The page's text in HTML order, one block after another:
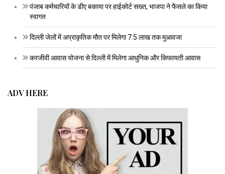
पंजाब कर्मचारियों के डीए बकाया पर हाईकोर्ट सख्त, भाजपा ने फैसले का किया
स्वागत
दिल्ली जेलों में अप्राकृतिक मौत पर मिलेगा 7.5 लाख तक मुआवजा
करजीवी आवास योजना से दिल्ली में मिलेगा आधुनिक और किफायती आवास
ADV HERE